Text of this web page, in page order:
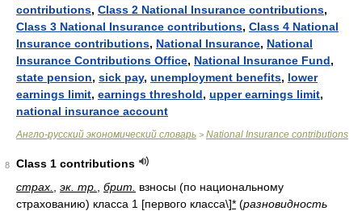
contributions, Class 2 National Insurance contributions,
Class 3 National Insurance contributions, Class 4 National
Insurance contributions, National Insurance, National
Insurance Contributions Office, National Insurance Fund,
state pension, sick pay, unemployment benefits, lower
earnings limit, earnings threshold, upper earnings limit,
national insurance account
Англо-русский экономический словарь > National Insurance contributions
8
Class 1 contributions
страх.
эк. тр. брит.
взносы (по национальному
страхованию) класса 1 [первого класса\]* (разновидность